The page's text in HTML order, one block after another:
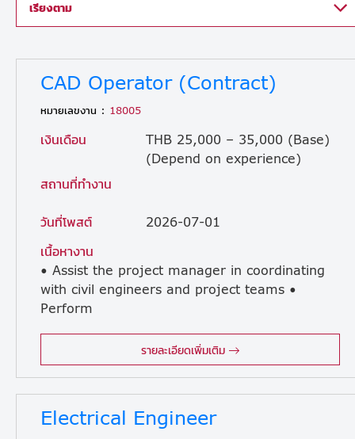
เรียงตาม
CAD Operator (Contract)
หมายเลขงาน : 18005
เงินเดือน
THB 25,000 – 35,000 (Base)
(Depend on experience)
สถานที่ทำงาน
วันที่โพสต์
2026-07-01
เนื้อหางาน
• Assist the project manager in coordinating
with civil engineers and project teams •
Perform
รายละเอียดเพิ่มเติม
Electrical Engineer